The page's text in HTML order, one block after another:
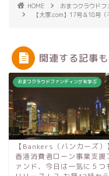
HOME
おまつクラウド
【大家.com】17号＆18号
関連する記事
おまつクラウドファンディングを学ぶ
【Bankers（バンカーズ）】
香港消費者ローン事業支援
ァンド、今日は一気に５つ